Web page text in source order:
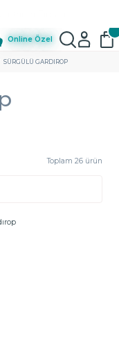
Online Özel
SÜRGÜLÜ GARDIROP
Toplam 26 ürün